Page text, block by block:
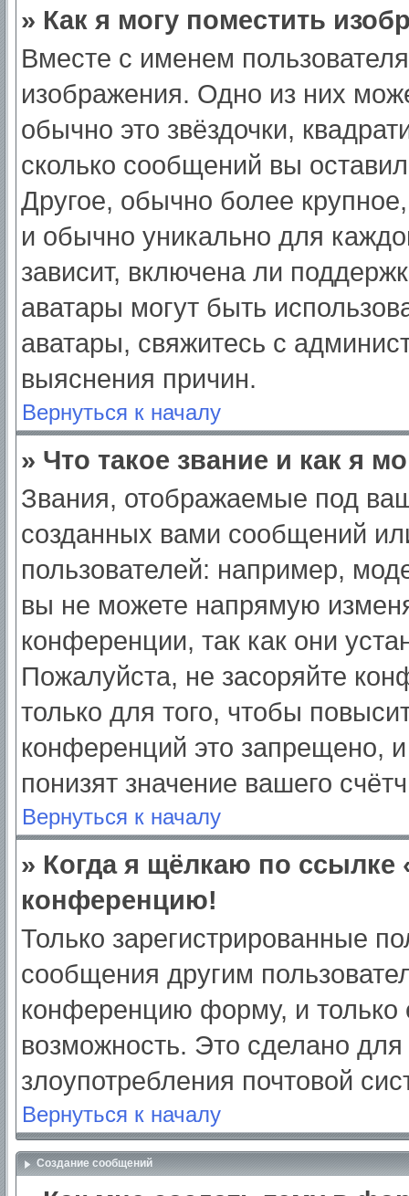
» Как я могу поместить
Вместе с именем
изображения. Одно из них
обычно это звёздочки,
сколько сообщений вы
Другое, обычно более
и обычно уникально для
зависит, включена ли
аватары могут быть
аватары, свяжитесь с
выяснения причин.
Вернуться к началу
» Что такое звание и как я
Звания, отображаемые под
созданных вами сообщений
пользователей: например,
вы не можете напрямую
конференции, так как они
Пожалуйста, не засоряйте
только для того, чтобы
конференций это запрещено,
понизят значение вашего
Вернуться к началу
» Когда я щёлкаю по ссылке
конференцию!
Только зарегистрированные
сообщения другим
конференцию форму, и только
возможность. Это сделано для
злоупотребления почтовой
Вернуться к началу
Создание сообщений